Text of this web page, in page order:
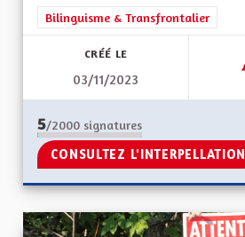
Bilinguisme & Transfrontalier
CRÉÉ LE
03/11/2023
5/2000 signatures
CONSULTEZ L'INTERPELLATION